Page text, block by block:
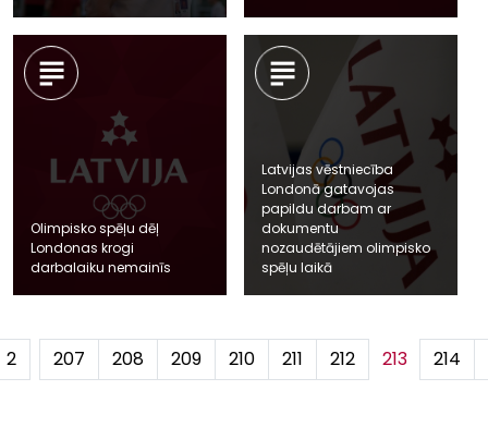
Olimpisko spēļu dēļ
Londonas krogi
darbalaiku nemainīs
Latvijas vēstniecība
Londonā gatavojas
papildu darbam ar
dokumentu
nozaudētājiem olimpisko
spēļu laikā
2 207 208 209 210 211 212 213 214